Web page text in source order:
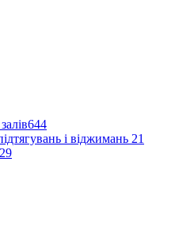
644
і віджимань 21